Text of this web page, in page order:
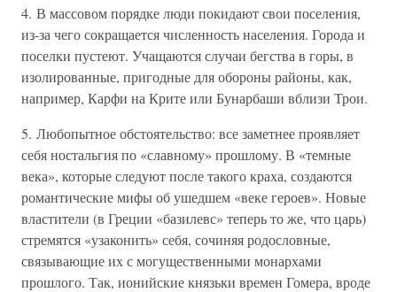
4. В массовом порядке люди покидают свои поселения,
из-за чего сокращается численность населения. Города и
поселки пустеют. Учащаются случаи бегства в горы, в
изолированные, пригодные для обороны районы, как,
например, Карфи на Крите или Бунарбаши вблизи Трои.
5. Любопытное обстоятельство: все заметнее проявляет
себя ностальгия по «славному» прошлому. В «темные
века», которые следуют после такого краха, создаются
романтические мифы об ушедшем «веке героев». Новые
властители (в Греции «базилевс» теперь то же, что царь)
стремятся «узаконить» себя, сочиняя родословные,
связывающие их с могущественными монархами
прошлого. Так, ионийские князьки времен Гомера, вроде